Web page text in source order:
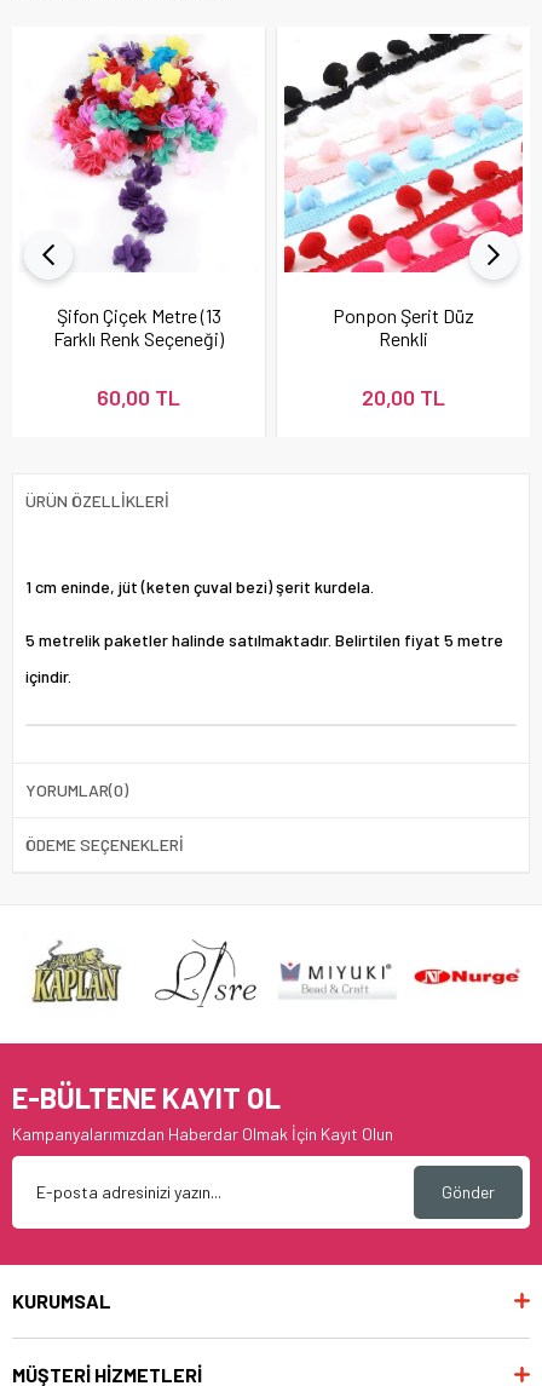
Şifon Çiçek Metre (13
Farklı Renk Seçeneği)
60,00 TL
Ponpon Şerit Düz
Renkli
20,00 TL
ÜRÜN ÖZELLIKLERI
1 cm eninde, jüt (keten çuval bezi) şerit kurdela.
5 metrelik paketler halinde satılmaktadır. Belirtilen fiyat 5 metre
içindir.
YORUMLAR(0)
ÖDEME SEÇENEKLERI
E-BÜLTENE KAYIT OL
Kampanyalarımızdan Haberdar Olmak İçin Kayıt Olun
Gönder
KURUMSAL
MÜŞTERİ HİZMETLERİ